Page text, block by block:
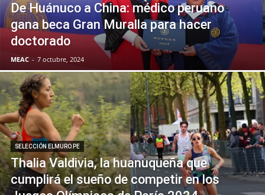
De Huánuco a China: médico peruano
gana beca Gran Muralla para hacer
doctorado
MEAC - 7 octubre, 2024
SELECCIÓN ELMURO.PE
Thalia Valdivia, la huanuqueña que
cumplirá el sueño de competir en los